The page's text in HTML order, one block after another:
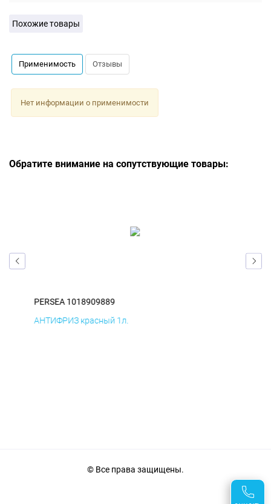
Похожие товары
Применимость Отзывы
Нет информации о применимости
Обратите внимание на сопутствующие товары:
PERSEA 1018909889
АНТИФРИЗ красный 1л.
© Все права защищены.